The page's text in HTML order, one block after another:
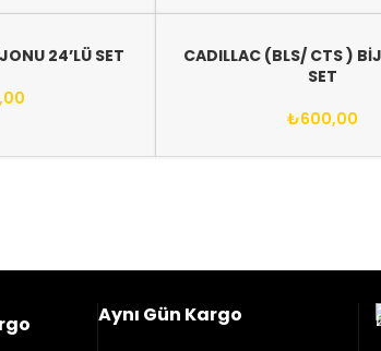
24’LÜ SET
CADILLAC (BLS/ CTS )
SET
₺600,00
Aynı Gün Kargo